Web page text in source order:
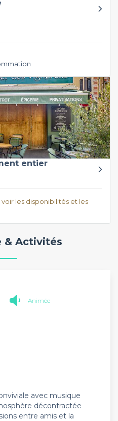
entier
les disponibilités et les
& Activités
Animée
avec musique
décontractée
entre amis et la